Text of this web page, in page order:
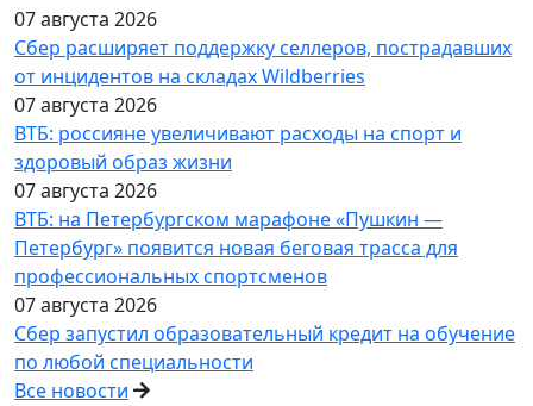
07 августа 2026
Сбер расширяет поддержку селлеров, пострадавших
от инцидентов на складах Wildberries
07 августа 2026
ВТБ: россияне увеличивают расходы на спорт и
здоровый образ жизни
07 августа 2026
ВТБ: на Петербургском марафоне «Пушкин —
Петербург» появится новая беговая трасса для
профессиональных спортсменов
07 августа 2026
Сбер запустил образовательный кредит на обучение
по любой специальности
Все новости